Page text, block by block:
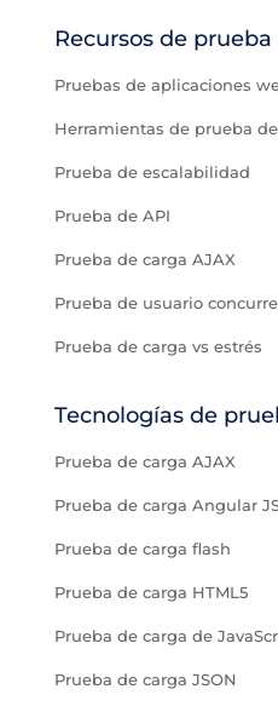
Recursos de
Pruebas de aplicaciones
Herramientas de prueba
Prueba de escalabilidad
Prueba de API
Prueba de carga AJAX
Prueba de usuario
Prueba de carga vs estrés
Tecnologías de
Prueba de carga AJAX
Prueba de carga Angular
Prueba de carga flash
Prueba de carga HTML5
Prueba de carga de
Prueba de carga JSON